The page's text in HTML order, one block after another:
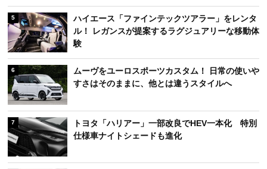
5
ハイエース「ファインテックツアラー」をレンタ
ル！ レガンスが提案するラグジュアリーな移動体
験
6
ムーヴをユーロスポーツカスタム！ 日常の使いや
すさはそのままに、他とは違うスタイルへ
7
トヨタ「ハリアー」一部改良でHEV一本化 特別
仕様車ナイトシェードも進化